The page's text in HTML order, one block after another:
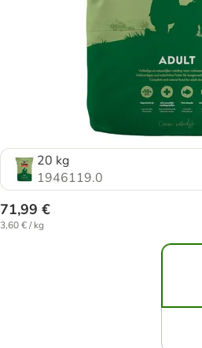
20 kg
1946119.0
71,99 €
3,60 € / kg